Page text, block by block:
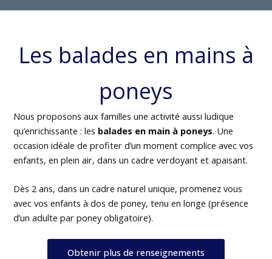
Les balades en mains à
poneys
Nous proposons aux familles une activité aussi ludique
qu’enrichissante : les balades en main à poneys. Une
occasion idéale de profiter d’un moment complice avec vos
enfants, en plein air, dans un cadre verdoyant et apaisant.
Dès 2 ans, dans un cadre naturel unique, promenez vous
avec vos enfants à dos de poney, tenu en longe (présence
d’un adulte par poney obligatoire).
Obtenir plus de renseignements